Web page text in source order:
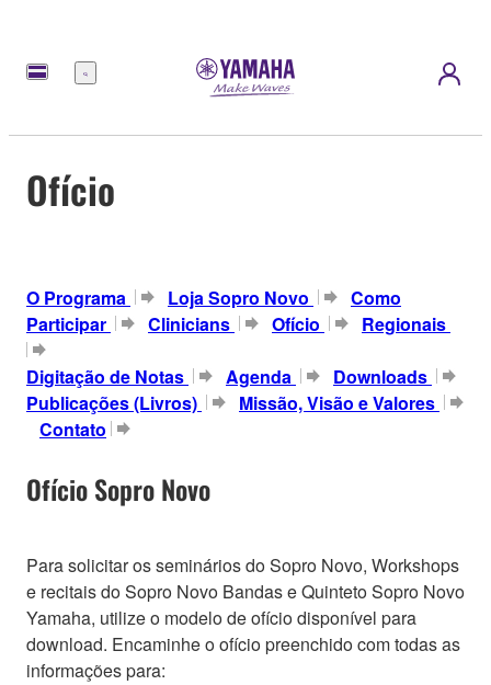
Menu
Ofício
O Programa Loja Sopro Novo
Como
Participar
Clinicians Ofício Regionais
Digitação de Notas Agenda
Downloads
Publicações (Livros)
Missão, Visão e Valores
Contato
Ofício Sopro Novo
Para solicitar os seminários do Sopro Novo, Workshops
e recitais do Sopro Novo Bandas e Quinteto Sopro Novo
Yamaha, utilize o modelo de ofício disponível para
download. Encaminhe o ofício preenchido com todas as
informações para: